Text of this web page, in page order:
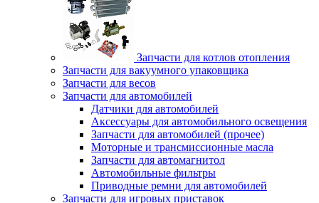
Запчасти для котлов отопления
Запчасти для вакуумного упаковщика
Запчасти для весов
Запчасти для автомобилей
Датчики для автомобилей
Аксессуары для автомобильного освещения
Запчасти для автомобилей (прочее)
Моторные и трансмиссионные масла
Запчасти для автомагнитол
Автомобильные фильтры
Приводные ремни для автомобилей
Запчасти для игровых приставок